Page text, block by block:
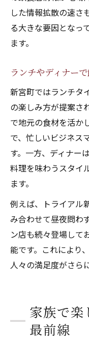
した情報拡散の速さ
る大きな要因となっ
ます。
ランチやディナー
新宮町ではランチタ
の楽しみ方が提案さ
で地元の食材を活か
で、忙しいビジネス
す。一方、ディナー
料理を味わうスタイ
ます。
例えば、トライアル
み合わせて昼夜問わ
ン店も続々登場して
能です。これにより
人々の満足度がさら
家族で楽
最前線